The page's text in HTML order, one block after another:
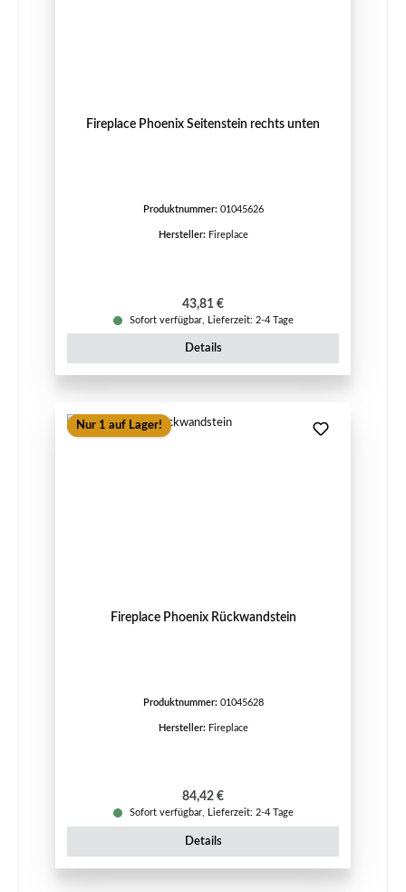
Fireplace Phoenix Seitenstein rechts unten
Produktnummer: 01045626
Hersteller: Fireplace
Regulärer Preis:
43,81 €
Sofort verfügbar, Lieferzeit: 2-4 Tage
Details
Nur 1 auf Lager!
Fireplace Phoenix Rückwandstein
Produktnummer: 01045628
Hersteller: Fireplace
Regulärer Preis:
84,42 €
Sofort verfügbar, Lieferzeit: 2-4 Tage
Details